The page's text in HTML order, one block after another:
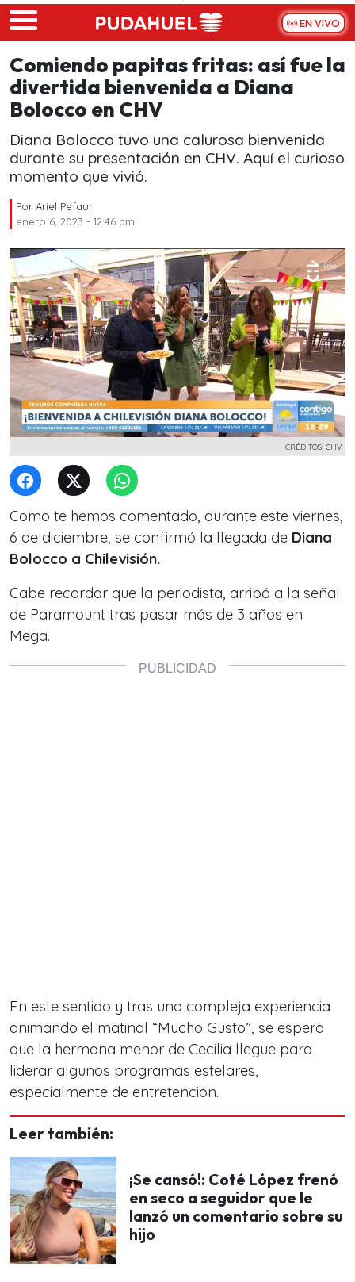
Skip to main content
EN VIVO
Comiendo papitas fritas: así fue la
divertida bienvenida a Diana
Bolocco en CHV
Diana Bolocco tuvo una calurosa bienvenida
durante su presentación en CHV. Aquí el curioso
momento que vivió.
Por Ariel Pefaur
enero 6, 2023 - 12:46 pm
CRÉDITOS: CHV
Como te hemos comentado, durante este viernes,
6 de diciembre, se confirmó la llegada de Diana
Bolocco a Chilevisión.
Cabe recordar que la periodista, arribó a la señal
de Paramount tras pasar más de 3 años en
Mega.
En este sentido y tras una compleja experiencia
animando el matinal “Mucho Gusto”, se espera
que la hermana menor de Cecilia llegue para
liderar algunos programas estelares,
especialmente de entretención.
Leer también:
¡Se cansó!: Coté López frenó
en seco a seguidor que le
lanzó un comentario sobre su
hijo